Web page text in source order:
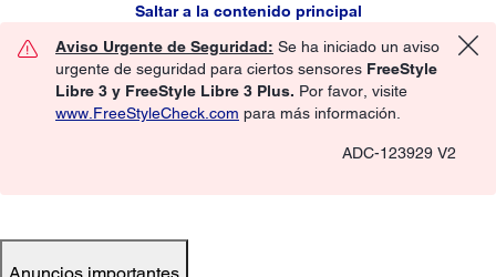
Saltar a la contenido principal
Aviso Urgente de Seguridad: Se ha iniciado un aviso
urgente de seguridad para ciertos sensores FreeStyle
Libre 3 y FreeStyle Libre 3 Plus. Por favor, visite
www.FreeStyleCheck.com para más información.
ADC-123929 V2